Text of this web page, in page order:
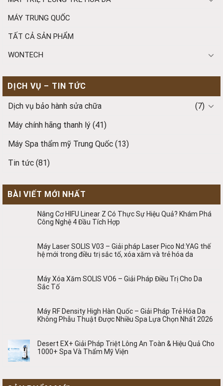
MÁY TRUNG QUỐC
TẤT CẢ SẢN PHẨM
WONTECH
DỊCH VỤ – TIN TỨC
Dịch vụ bảo hành sửa chữa
(7)
Máy chính hãng thanh lý (41)
Máy Spa thẩm mỹ Trung Quốc (13)
Tin tức (81)
BÀI VIẾT MỚI NHẤT
Nâng Cơ HIFU Linear Z Có Thực Sự Hiệu Quả? Khám Phá
Công Nghệ 4 Đầu Tích Hợp
Máy Laser SOLIS V03 – Giải pháp Laser Pico Nd:YAG thế
hệ mới trong điều trị sắc tố, xóa xăm và trẻ hóa da
Máy Xóa Xăm SOLIS VO6 – Giải Pháp Điều Trị Cho Da
Sắc Tố
Máy RF Density High Hàn Quốc – Giải Pháp Trẻ Hóa Da
Không Phẫu Thuật Được Nhiều Spa Lựa Chọn Nhất 2026
Desert EX+ Giải Pháp Triệt Lông An Toàn & Hiệu Quả Cho
1000+ Spa Và Thẩm Mỹ Viện